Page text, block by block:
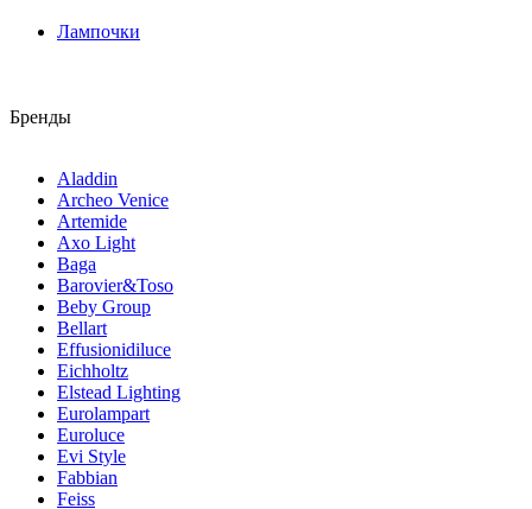
Лампочки
Бренды
Aladdin
Archeo Venice
Artemide
Axo Light
Baga
Barovier&Toso
Beby Group
Bellart
Effusionidiluce
Eichholtz
Elstead Lighting
Eurolampart
Euroluce
Evi Style
Fabbian
Feiss